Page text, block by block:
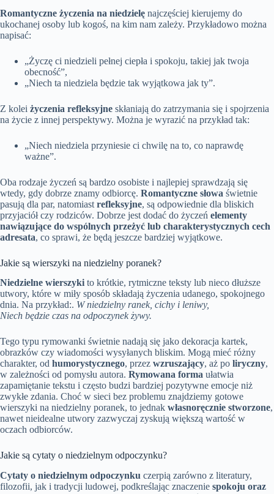
Romantyczne życzenia na niedzielę najczęściej kierujemy do
ukochanej osoby lub kogoś, na kim nam zależy. Przykładowo można
napisać:
„Życzę ci niedzieli pełnej ciepła i spokoju, takiej jak twoja
obecność”,
„Niech ta niedziela będzie tak wyjątkowa jak ty”.
Z kolei życzenia refleksyjne skłaniają do zatrzymania się i spojrzenia
na życie z innej perspektywy. Można je wyrazić na przykład tak:
„Niech niedziela przyniesie ci chwilę na to, co naprawdę
ważne”.
Oba rodzaje życzeń są bardzo osobiste i najlepiej sprawdzają się
wtedy, gdy dobrze znamy odbiorcę. Romantyczne słowa świetnie
pasują dla par, natomiast refleksyjne, są odpowiednie dla bliskich
przyjaciół czy rodziców. Dobrze jest dodać do życzeń elementy
nawiązujące do wspólnych przeżyć lub charakterystycznych cech
adresata, co sprawi, że będą jeszcze bardziej wyjątkowe.
Jakie są wierszyki na niedzielny poranek?
Niedzielne wierszyki to krótkie, rytmiczne teksty lub nieco dłuższe
utwory, które w miły sposób składają życzenia udanego, spokojnego
dnia. Na przykład:. W niedzielny ranek, cichy i leniwy,
Niech będzie czas na odpoczynek żywy.
Tego typu rymowanki świetnie nadają się jako dekoracja kartek,
obrazków czy wiadomości wysyłanych bliskim. Mogą mieć różny
charakter, od humorystycznego, przez wzruszający, aż po liryczny,
w zależności od pomysłu autora. Rymowana forma ułatwia
zapamiętanie tekstu i często budzi bardziej pozytywne emocje niż
zwykłe zdania. Choć w sieci bez problemu znajdziemy gotowe
wierszyki na niedzielny poranek, to jednak własnoręcznie stworzone,
nawet nieidealne utwory zazwyczaj zyskują większą wartość w
oczach odbiorców.
Jakie są cytaty o niedzielnym odpoczynku?
Cytaty o niedzielnym odpoczynku czerpią zarówno z literatury,
filozofii, jak i tradycji ludowej, podkreślając znaczenie spokoju oraz